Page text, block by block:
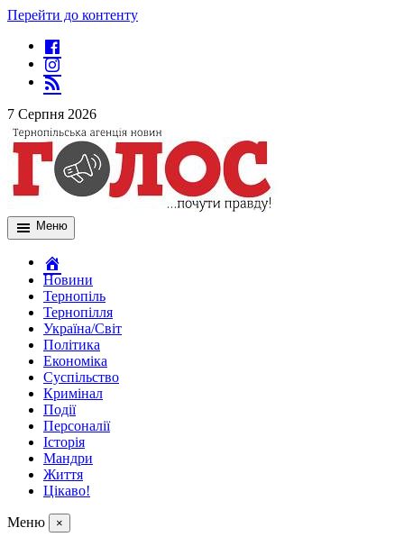
Перейти до контенту
7 Серпня 2026
Меню
Новини
Тернопіль
Тернопілля
Україна/Світ
Політика
Економіка
Суспільство
Кримінал
Події
Персоналії
Історія
Мандри
Життя
Цікаво!
Меню ×